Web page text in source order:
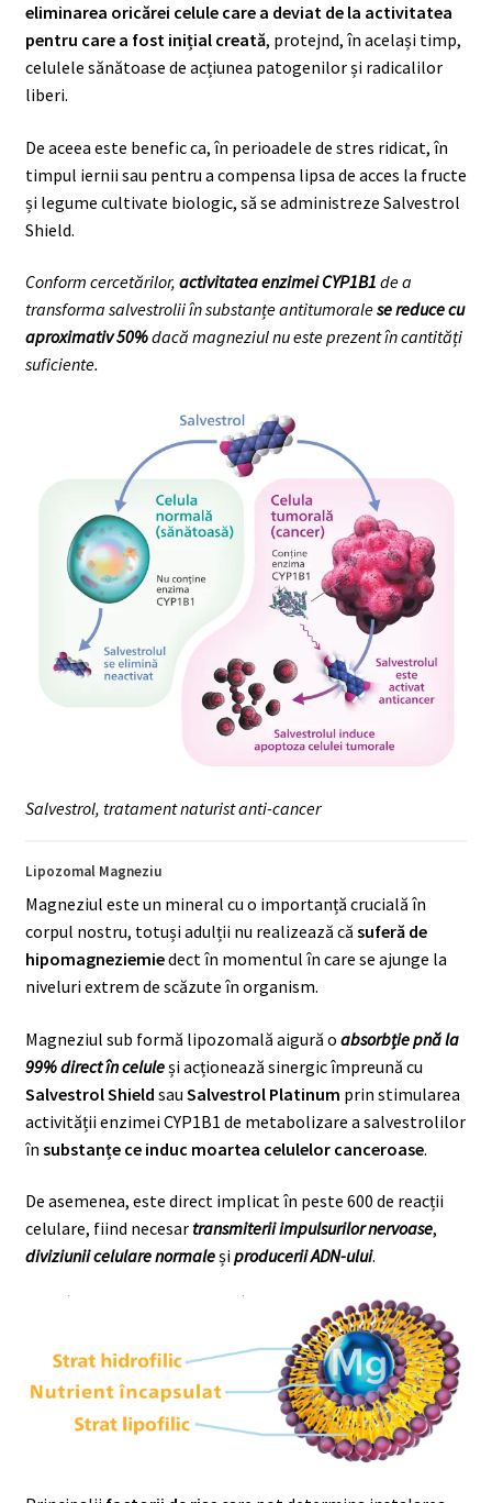
eliminarea oricărei celule care a deviat de la activitatea
pentru care a fost inițial creată, protejnd, în același timp,
celulele sănătoase de acțiunea patogenilor și radicalilor
liberi.
De aceea este benefic ca, în perioadele de stres ridicat, în
timpul iernii sau pentru a compensa lipsa de acces la fructe
și legume cultivate biologic, să se administreze Salvestrol
Shield.
Conform cercetărilor, activitatea enzimei CYP1B1 de a
transforma salvestrolii în substanțe antitumoralese reduce cu
aproximativ 50%dacă magneziul nu este prezent în cantități
suficiente.
Salvestrol, tratament naturist anti-cancer
Lipozomal Magneziu
Magneziul este un mineral cu o importanță crucială în
corpul nostru, totuși adulții nu realizează că suferă de
hipomagneziemiedect în momentul în care se ajunge la
niveluri extrem de scăzute în organism.
Magneziul sub formă lipozomală aigură o absorbție pnă la
99% direct în celuleși acționează sinergic împreună cu
Salvestrol Shield sau Salvestrol Platinum prin stimularea
activității enzimei CYP1B1 de metabolizare a salvestrolilor
în substanțe ce induc moartea celulelor canceroase.
De asemenea, este direct implicat în peste 600 de reacții
celulare, fiind necesartransmiterii impulsurilor nervoase,
diviziunii celulare normaleșiproducerii ADN-ului.